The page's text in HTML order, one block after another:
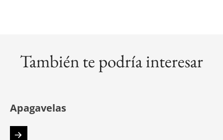
También te podría interesar
Apagavelas